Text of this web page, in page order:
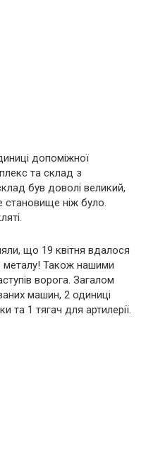
допоміжної
та склад з
був доволі великий,
становище ніж було.
що 19 квітня вдалося
металу! Також нашими
ворога. Загалом
машин, 2 одиниці
та 1 тягач для артилерії.